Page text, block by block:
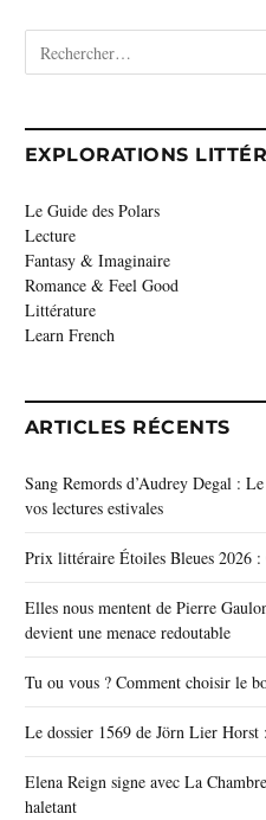
EXPLORATIONS
Le Guide des Polars
Lecture
Fantasy & Imaginaire
Romance & Feel Good
Littérature
Learn French
ARTICLES RÉCENTS
Sang Remords d’Audrey Degal :
vos lectures estivales
Prix littéraire Étoiles Bleues 2026 :
Elles nous mentent de Pierre
devient une menace redoutable
Tu ou vous ? Comment choisir le
Le dossier 1569 de Jörn Lier
Elena Reign signe avec La
haletant